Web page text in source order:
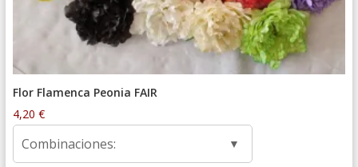
Flor Flamenca Peonia FAIR
4,20 €
Combinaciones: